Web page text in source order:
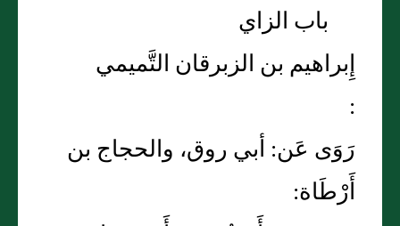
باب الزاي
إِبراهيم بن الزبرقان التَّميمي
:
رَوَى عَن: أبي روق، والحجاج بن
أَرْطَاة: